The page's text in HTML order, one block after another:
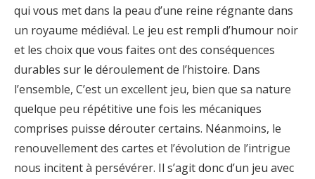
qui vous met dans la peau d’une reine régnante dans
un royaume médiéval. Le jeu est rempli d’humour noir
et les choix que vous faites ont des conséquences
durables sur le déroulement de l’histoire. Dans
l’ensemble, C’est un excellent jeu, bien que sa nature
quelque peu répétitive une fois les mécaniques
comprises puisse dérouter certains. Néanmoins, le
renouvellement des cartes et l’évolution de l’intrigue
nous incitent à persévérer. Il s’agit donc d’un jeu avec